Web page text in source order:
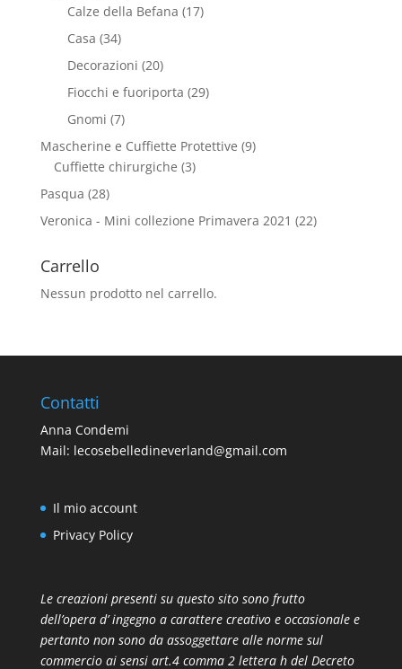
Calze della Befana (17)
Casa (34)
Decorazioni (20)
Fiocchi e fuoriporta (29)
Gnomi (7)
Mascherine e Cuffiette Protettive (9)
Cuffiette chirurgiche (3)
Pasqua (28)
Veronica - Mini collezione Primavera 2021 (22)
Carrello
Nessun prodotto nel carrello.
Contatti
Anna Condemi
Mail: lecosebelledineverland@gmail.com
Il mio account
Privacy Policy
Le creazioni presenti su questo sito sono frutto
dell’opera d’ ingegno a carattere creativo e occasionale e
pertanto non sono da assoggettare alle norme sul
commercio ai sensi art.4 comma 2 lettera h del Decreto